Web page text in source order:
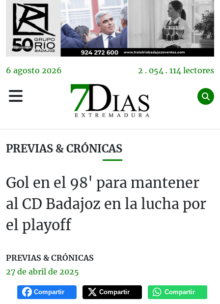
6 agosto 2026 2 . 054 . 114 lectores
PREVIAS & CRÓNICAS
Gol en el 98' para mantener
al CD Badajoz en la lucha por
el playoff
PREVIAS & CRÓNICAS
27 de abril de 2025
Compartir Compartir Compartir